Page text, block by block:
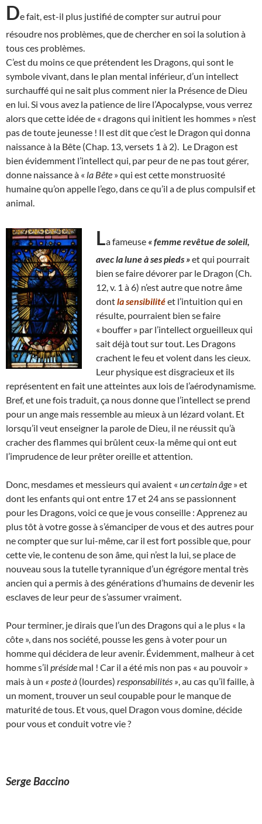
De fait, est-il plus justifié de compter sur autrui pour
résoudre nos problèmes, que de chercher en soi la solution à
tous ces problèmes.
C’est du moins ce que prétendent les Dragons, qui sont le
symbole vivant, dans le plan mental inférieur, d’un intellect
surchauffé qui ne sait plus comment nier la Présence de Dieu
en lui. Si vous avez la patience de lire l’Apocalypse, vous verrez
alors que cette idée de « dragons qui initient les hommes » n’est
pas de toute jeunesse ! Il est dit que c’est le Dragon qui donna
naissance à la Bête (Chap. 13, versets 1 à 2). Le Dragon est
bien évidemment l’intellect qui, par peur de ne pas tout gérer,
donne naissance à « la Bête » qui est cette monstruosité
humaine qu’on appelle l’ego, dans ce qu’il a de plus compulsif et
animal.
La fameuse « femme revêtue de soleil,
avec la lune à ses pieds »et qui pourrait
bien se faire dévorer par le Dragon (Ch.
12, v. 1 à 6) n’est autre que notre âme
dontla sensibilitéet l’intuition qui en
résulte, pourraient bien se faire
« bouffer » par l’intellect orgueilleux qui
sait déjà tout sur tout. Les Dragons
crachent le feu et volent dans les cieux.
Leur physique est disgracieux et ils
représentent en fait une atteintes aux lois de l’aérodynamisme.
Bref, et une fois traduit, ça nous donne que l’intellect se prend
pour un ange mais ressemble au mieux à un lézard volant. Et
lorsqu’il veut enseigner la parole de Dieu, il ne réussit qu’à
cracher des flammes qui brûlent ceux-la même qui ont eut
l’imprudence de leur prêter oreille et attention.
Donc, mesdames et messieurs qui avaient « un certain âge » et
dont les enfants qui ont entre 17 et 24 ans se passionnent
pour les Dragons, voici ce que je vous conseille : Apprenez au
plus tôt à votre gosse à s’émanciper de vous et des autres pour
ne compter que sur lui-même, car il est fort possible que, pour
cette vie, le contenu de son âme, qui n’est la lui, se place de
nouveau sous la tutelle tyrannique d’un égrégore mental très
ancien qui a permis à des générations d’humains de devenir les
esclaves de leur peur de s’assumer vraiment.
Pour terminer, je dirais que l’un des Dragons qui a le plus « la
côte », dans nos société, pousse les gens à voter pour un
homme qui décidera de leur avenir. Évidemment, malheur à cet
homme s’il préside mal ! Car il a été mis non pas « au pouvoir »
mais à un « poste à (lourdes) responsabilités » , au cas qu’il faille, à
un moment, trouver un seul coupable pour le manque de
maturité de tous. Et vous, quel Dragon vous domine, décide
pour vous et conduit votre vie ?
Serge Baccino